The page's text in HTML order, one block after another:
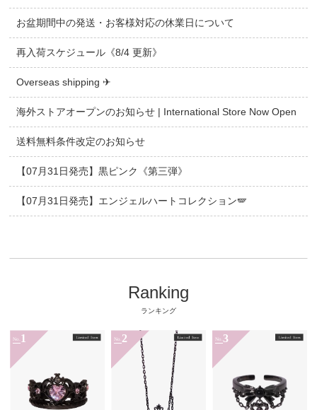
お盆期間中の発送・お客様対応の休業日について
再入荷スケジュール《8/4 更新》
Overseas shipping ✈
海外ストアオープンのお知らせ | International Store Now Open
送料無料条件改定のお知らせ
【07月31日発売】黒ピンク《第三弾》
【07月31日発売】エンジェルハートコレクション🪽
Ranking
ランキング
No. 1 No. 2 No. 3